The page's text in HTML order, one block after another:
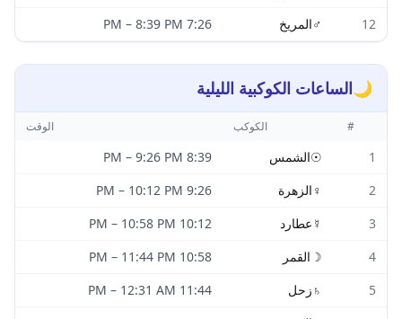
12
♂المريخ 7:26 PM
– 8:39 PM
🌙الساعات الكوكبية الليلية
# الكوكب الوقت
1
☉الشمس 8:39 PM
– 9:26 PM
2
♀ الزهرة 9:26 PM
– 10:12 PM
3
☿ عطارد 10:12 PM
– 10:58 PM
4
☽ القمر 10:58 PM
– 11:44 PM
5
♄ زحل 11:44 PM
– 12:31 AM